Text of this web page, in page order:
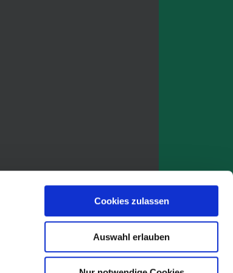
Cookies zulassen
Auswahl erlauben